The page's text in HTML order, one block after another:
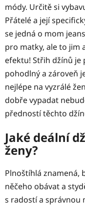
módy. Určitě si
Přátelé a její
se jedná o mom
pro matky, ale to jim
efektu! Střih džínů je
pohodlný a zároveň
nejlépe na vyzrálé
dobře vypadat
předností těchto
Jaké deální
ženy?
Plnoštíhlá znamená,
něčeho obávat a
s radostí a správnou